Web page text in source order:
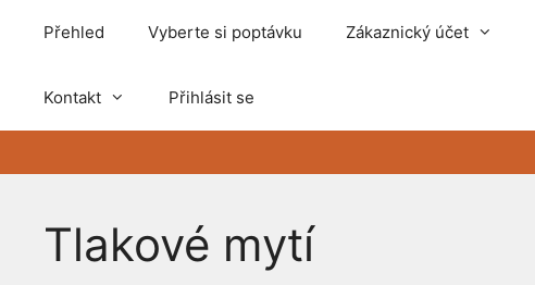
Přehled Vyberte si poptávku Zákaznický účet
Kontakt Přihlásit se
Tlakové mytí